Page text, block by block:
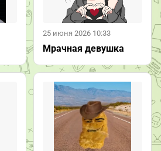
25 июня 2026 10:33
Мрачная девушка